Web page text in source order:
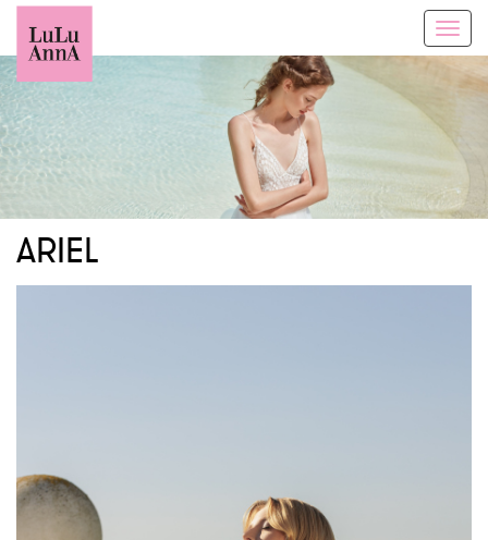
ARIEL